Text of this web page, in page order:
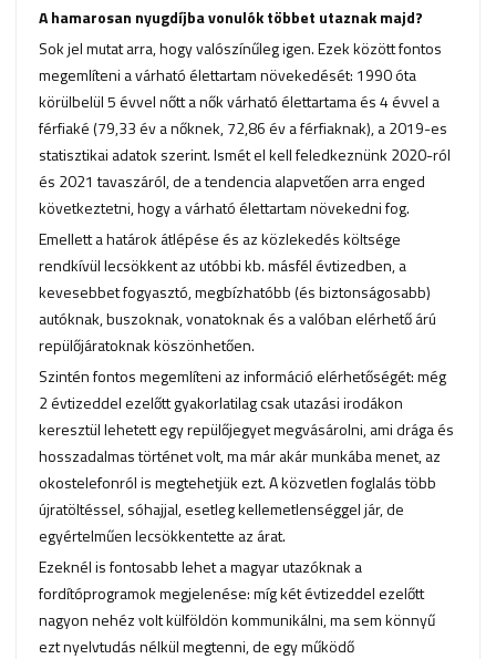
A hamarosan nyugdíjba vonulók többet utaznak majd?
Sok jel mutat arra, hogy valószínűleg igen. Ezek között fontos
megemlíteni a várható élettartam növekedését: 1990 óta
körülbelül 5 évvel nőtt a nők várható élettartama és 4 évvel a
férfiaké (79,33 év a nőknek, 72,86 év a férfiaknak), a 2019-es
statisztikai adatok szerint. Ismét el kell feledkeznünk 2020-ról
és 2021 tavaszáról, de a tendencia alapvetően arra enged
következtetni, hogy a várható élettartam növekedni fog.
Emellett a határok átlépése és az közlekedés költsége
rendkívül lecsökkent az utóbbi kb. másfél évtizedben, a
kevesebbet fogyasztó, megbízhatóbb (és biztonságosabb)
autóknak, buszoknak, vonatoknak és a valóban elérhető árú
repülőjáratoknak köszönhetően.
Szintén fontos megemlíteni az információ elérhetőségét: még
2 évtizeddel ezelőtt gyakorlatilag csak utazási irodákon
keresztül lehetett egy repülőjegyet megvásárolni, ami drága és
hosszadalmas történet volt, ma már akár munkába menet, az
okostelefonról is megtehetjük ezt. A közvetlen foglalás több
újratöltéssel, sóhajjal, esetleg kellemetlenséggel jár, de
egyértelműen lecsökkentette az árat.
Ezeknél is fontosabb lehet a magyar utazóknak a
fordítóprogramok megjelenése: míg két évtizeddel ezelőtt
nagyon nehéz volt külföldön kommunikálni, ma sem könnyű
ezt nyelvtudás nélkül megtenni, de egy működő